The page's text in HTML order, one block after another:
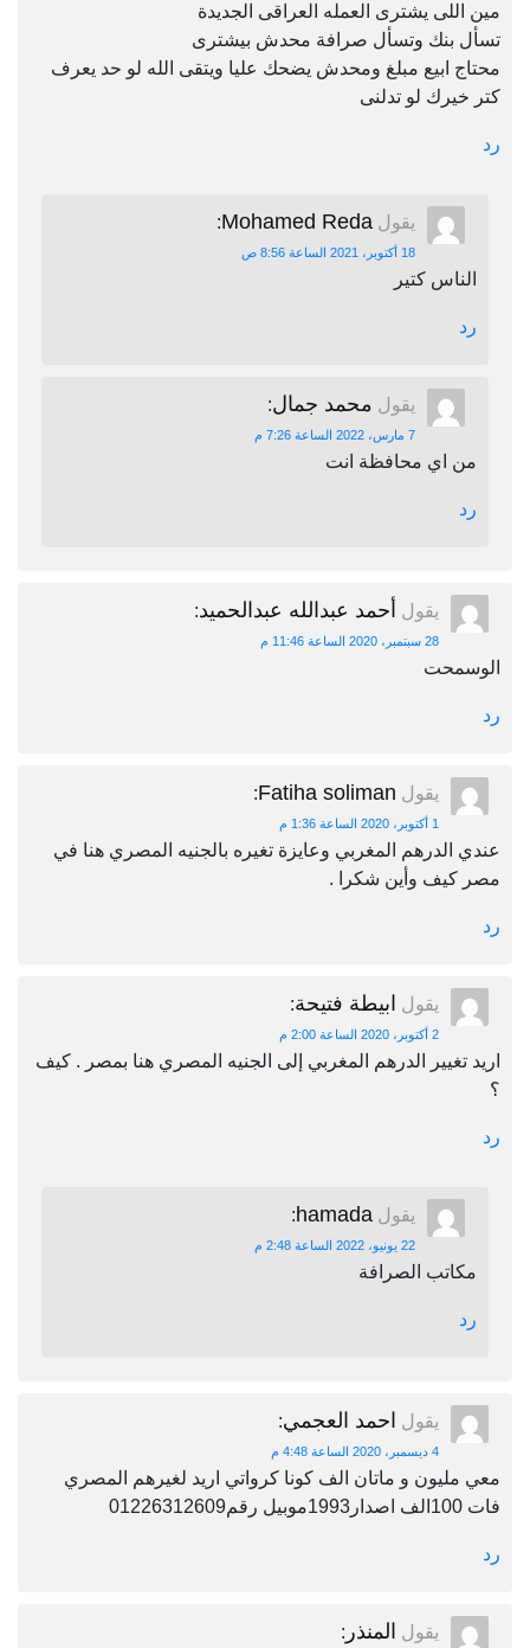
مين اللى يشترى العمله العراقى الجديدة
تسأل بنك وتسأل صرافة محدش بيشترى
محتاج ابيع مبلغ ومحدش يضحك عليا ويتقى الله لو حد يعرف
كتر خيرك لو تدلنى
رد
يقول Mohamed Reda
:
18 أكتوبر، 2021 الساعة 8:56 ص
الناس كتير
رد
يقول محمد جمال:
7 مارس، 2022 الساعة 7:26 م
من اي محافظة انت
رد
يقول أحمد عبدالله عبدالحميد:
28 سبتمبر، 2020 الساعة 11:46 م
الوسمحت
رد
يقول Fatiha soliman
:
1 أكتوبر، 2020 الساعة 1:36 م
عندي الدرهم المغربي وعايزة تغيره بالجنيه المصري هنا في
مصر كيف وأين شكرا .
رد
يقول ابيطة فتيحة:
2 أكتوبر، 2020 الساعة 2:00 م
اريد تغيير الدرهم المغربي إلى الجنيه المصري هنا بمصر . كيف
؟
رد
يقول hamada
:
22 يونيو، 2022 الساعة 2:48 م
مكاتب الصرافة
رد
يقول احمد العجمي:
4 ديسمبر، 2020 الساعة 4:48 م
معي مليون و ماتان الف كونا كرواتي اريد لغيرهم المصري
فات 100الف اصدار1993موبيل رقم01226312609
رد
يقول المنذر :